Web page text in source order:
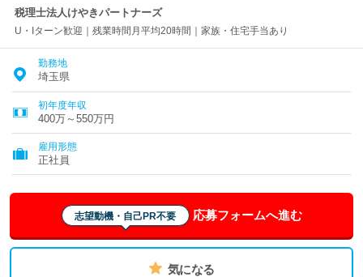
税理士法人けやきパートナーズ
U・Iターン歓迎｜残業時間月平均20時間｜家族・住宅手当あり
勤務地
埼玉県
初年度年収
400万～550万円
雇用形態
正社員
志望動機・自己PR不要 応募フォームへ進む
気になる